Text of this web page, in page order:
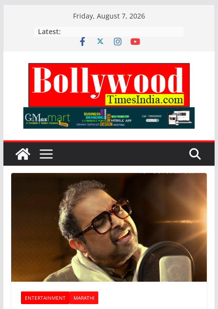
Friday, August 7, 2026
Latest:
ENTERTAINMENT MARATHI